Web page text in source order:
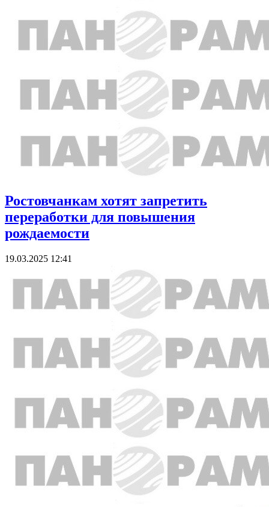
Ростовчанкам хотят запретить
переработки для повышения
рождаемости
19.03.2025 12:41